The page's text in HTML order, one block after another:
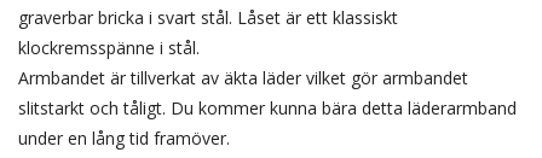
graverbar bricka i svart stål. Låset är ett klassiskt
klockremsspänne i stål.
Armbandet är tillverkat av äkta läder vilket gör armbandet
slitstarkt och tåligt. Du kommer kunna bära detta läderarmband
under en lång tid framöver.